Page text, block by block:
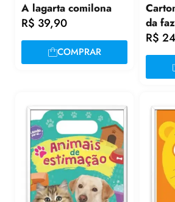
A lagarta comilona
R$ 39,90
COMPRAR
da
R$